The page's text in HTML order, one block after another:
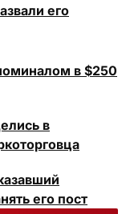
его
в $250
в
его пост